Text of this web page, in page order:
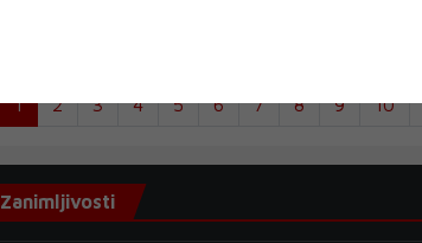
1 2 3 4 5 6 7 8 9 10
Zanimljivosti